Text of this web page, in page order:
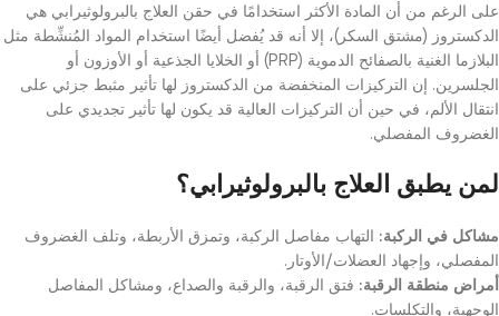
على الرغم من أن المادة الأكثر استخدامًا في حقن العلاج بالبرولوثيرابي هي
الدكستروز (مشتق السكر)، إلا أنه قد يُفضل أيضًا استخدام المواد المُنشِّطة مثل
البلازما الغنية بالصفائح الدموية (PRP) أو الخلايا الجذعية أو الأوزون أو
الجلسرين. إن التركيزات المنخفضة من الدكستروز لها تأثير مثبط جزئي على
انتقال الألم، في حين أن التركيزات العالية قد يكون لها تأثير تجديدي على
الغضروف المفصلي.
لمن يطبق العلاج بالبرولوثيرابي؟
مشاكل في الركبة: التهاب مفاصل الركبة، وتمزق الأربطة، وتلف الغضروف
المفصلي، وإجهاد العضلات/الأوتار.
أمراض منطقة الرقبة: فتق الرقبة، والرقبة والصداع، ومشاكل المفاصل
الوجهية، والتكلسات.